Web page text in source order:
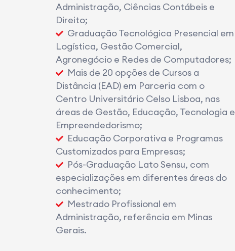
Administração, Ciências Contábeis e
Direito;
Graduação Tecnológica Presencial em
Logística, Gestão Comercial,
Agronegócio e Redes de Computadores;
Mais de 20 opções de Cursos a
Distância (EAD) em Parceria com o
Centro Universitário Celso Lisboa, nas
áreas de Gestão, Educação, Tecnologia e
Empreendedorismo;
Educação Corporativa e Programas
Customizados para Empresas;
Pós-Graduação Lato Sensu, com
especializações em diferentes áreas do
conhecimento;
Mestrado Profissional em
Administração, referência em Minas
Gerais.